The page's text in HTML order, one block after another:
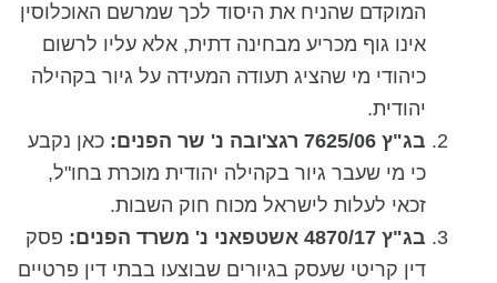
המוקדם שהניח את היסוד לכך שמרשם האוכלוסין
אינו גוף מכריע מבחינה דתית, אלא עליו לרשום
כיהודי מי שהציג תעודה המעידה על גיור בקהילה
יהודית.
בג"ץ 7625/06 רגצ'ובה נ' שר הפנים:
כאן נקבע
כי מי שעבר גיור בקהילה יהודית מוכרת בחו"ל,
זכאי לעלות לישראל מכוח חוק השבות.
בג"ץ 4870/17 אשטפאני נ' משרד הפנים:
פסק
דין קריטי שעסק בגיורים שבוצעו בבתי דין פרטיים